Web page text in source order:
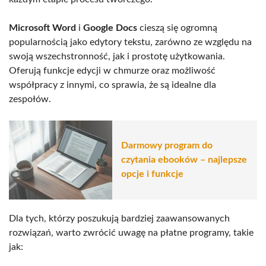
Microsoft Word i Google Docs cieszą się ogromną
popularnością jako edytory tekstu, zarówno ze względu na
swoją wszechstronność, jak i prostotę użytkowania.
Oferują funkcje edycji w chmurze oraz możliwość
współpracy z innymi, co sprawia, że są idealne dla
zespołów.
Darmowy program do
czytania ebooków – najlepsze
opcje i funkcje
Dla tych, którzy poszukują bardziej zaawansowanych
rozwiązań, warto zwrócić uwagę na płatne programy, takie
jak: